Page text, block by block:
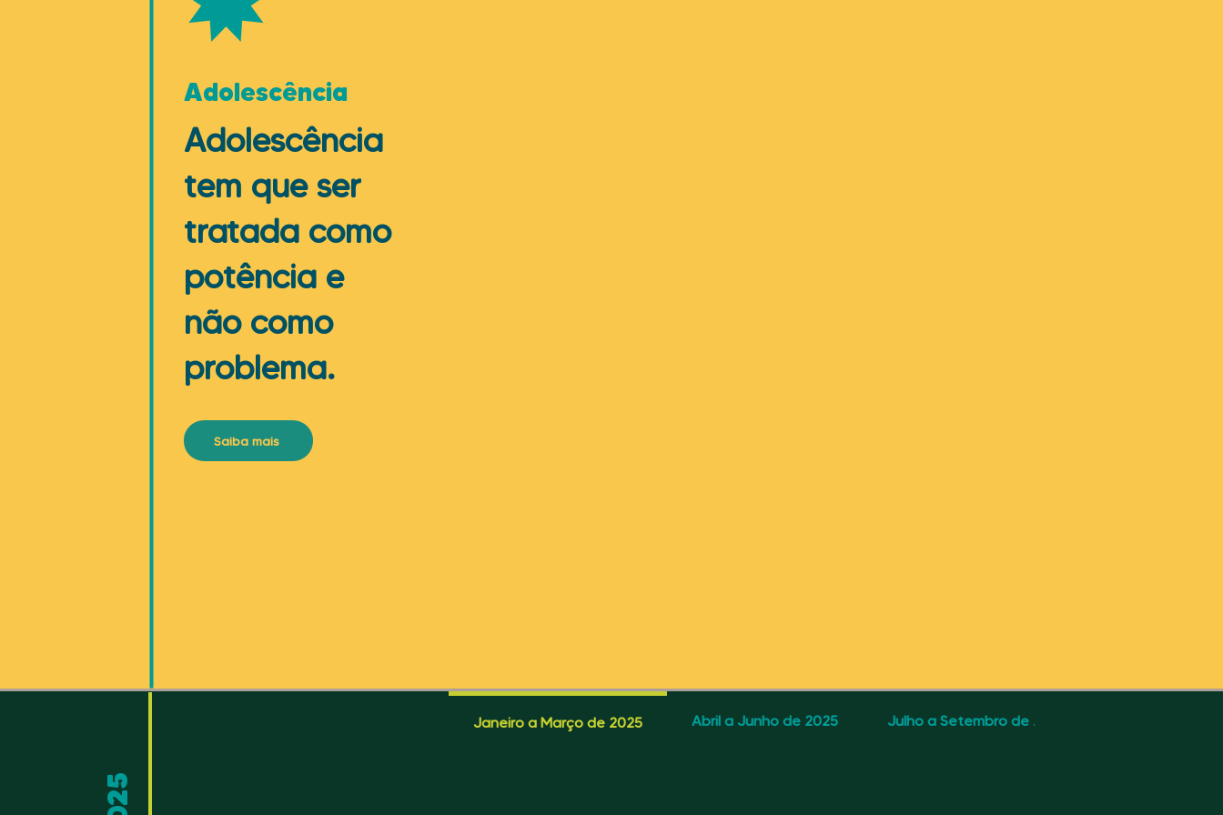
Adolescência
Adolescência
tem que ser
tratada como
potência e
não como
problema.
Saiba mais
Janeiro a Março de 2025 Abril a Junho de 2025 Julho a Setembro de 2025